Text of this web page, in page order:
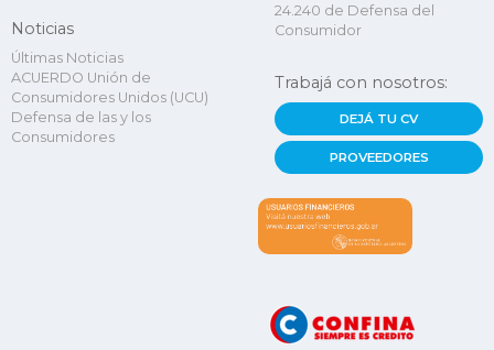
Noticias
Últimas Noticias
ACUERDO Unión de
Consumidores Unidos (UCU)
Defensa de las y los
Consumidores
24.240 de Defensa del
Consumidor
Trabajá con nosotros:
DEJÁ TU CV
PROVEEDORES